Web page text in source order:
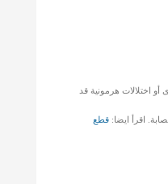
اختلالات هرمونية قد
اقرأ ايضا: قطع